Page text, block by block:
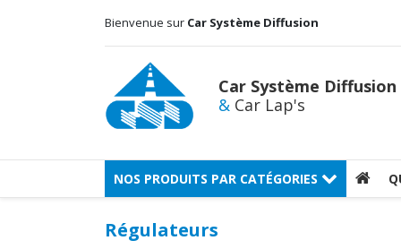
Bienvenue sur Car Système Diffusion
Car Système Diffusion
&Car Lap's
NOS PRODUITS PAR CATÉGORIES
Régulateurs